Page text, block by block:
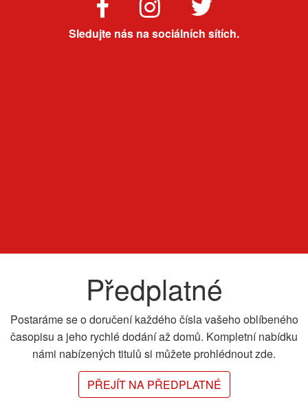
Sledujte nás na sociálních sítích.
Předplatné
Postaráme se o doručení každého čísla vašeho oblíbeného
časopisu a jeho rychlé dodání až domů. Kompletní nabídku
námi nabízených titulů si můžete prohlédnout zde.
PŘEJÍT NA PŘEDPLATNÉ